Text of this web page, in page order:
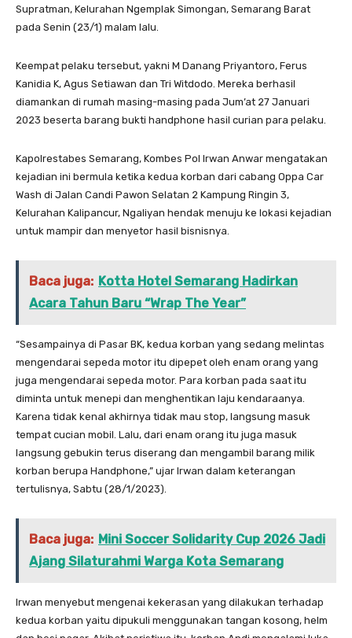
Supratman, Kelurahan Ngemplak Simongan, Semarang Barat
pada Senin (23/1) malam lalu.
Keempat pelaku tersebut, yakni M Danang Priyantoro, Ferus
Kanidia K, Agus Setiawan dan Tri Witdodo. Mereka berhasil
diamankan di rumah masing-masing pada Jum’at 27 Januari
2023 beserta barang bukti handphone hasil curian para pelaku.
Kapolrestabes Semarang, Kombes Pol Irwan Anwar mengatakan
kejadian ini bermula ketika kedua korban dari cabang Oppa Car
Wash di Jalan Candi Pawon Selatan 2 Kampung Ringin 3,
Kelurahan Kalipancur, Ngaliyan hendak menuju ke lokasi kejadian
untuk mampir dan menyetor hasil bisnisnya.
Baca juga: Kotta Hotel Semarang Hadirkan
Acara Tahun Baru “Wrap The Year”
“Sesampainya di Pasar BK, kedua korban yang sedang melintas
mengendarai sepeda motor itu dipepet oleh enam orang yang
juga mengendarai sepeda motor. Para korban pada saat itu
diminta untuk menepi dan menghentikan laju kendaraanya.
Karena tidak kenal akhirnya tidak mau stop, langsung masuk
tempat cucian mobil. Lalu, dari enam orang itu juga masuk
langsung gebukin terus diserang dan mengambil barang milik
korban berupa Handphone,” ujar Irwan dalam keterangan
tertulisnya, Sabtu (28/1/2023).
Baca juga: Mini Soccer Solidarity Cup 2026 Jadi
Ajang Silaturahmi Warga Kota Semarang
Irwan menyebut mengenai kekerasan yang dilakukan terhadap
kedua korban yaitu dipukuli menggunakan tangan kosong, helm